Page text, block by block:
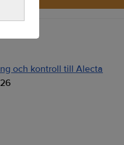
och kontroll till Alecta